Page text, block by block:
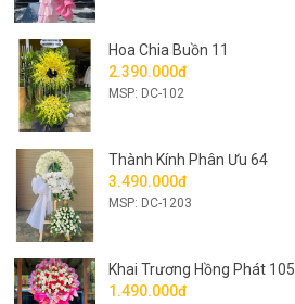
Hoa Chia Buồn 11
2.390.000đ
MSP: DC-102
Thành Kính Phân Ưu 64
3.490.000đ
MSP: DC-1203
Khai Trương Hồng Phát 105
1.490.000đ